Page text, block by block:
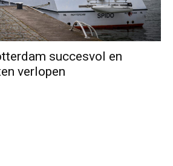
succesvol en
verlopen